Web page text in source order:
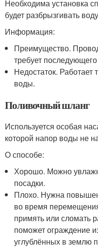
Необходима установка
будет разбрызгивать
Информация:
Преимущество.
требует
Недостаток.
воды.
Поливочный шланг
Используется особая
которой напор воды не
О способе:
Хорошо. Можно
посадки.
Плохо. Нужна
во время
примять или сломать
поможет ограждение
углублённых в землю